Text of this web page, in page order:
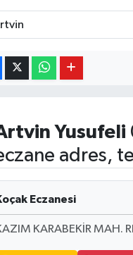
Yusufeli
adres,
Eczanesi
KARABEKİR MAH.
Durumu ve Fikstür